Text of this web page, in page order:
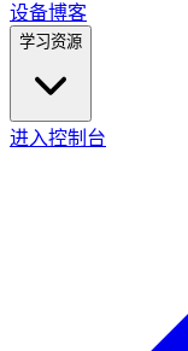
设备博客
学习资源
进入控制台